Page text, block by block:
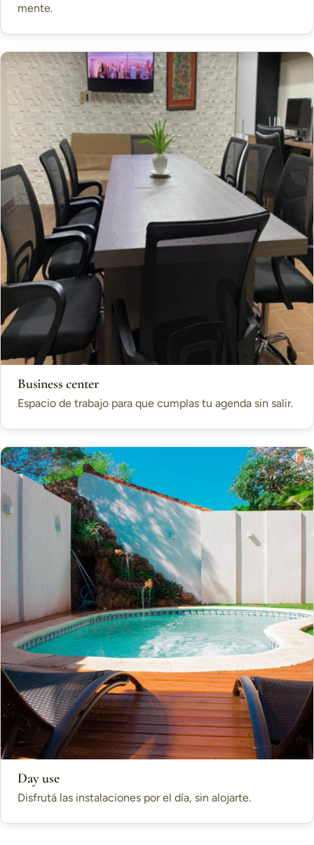
mente.
Business center
Espacio de trabajo para que cumplas tu agenda sin salir.
Day use
Disfrutá las instalaciones por el día, sin alojarte.